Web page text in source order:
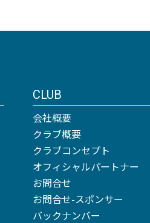
CLUB
会社概要
クラブ概要
クラブコンセプト
オフィシャルパートナー
お問合せ
お問合せ-スポンサー
バックナンバー